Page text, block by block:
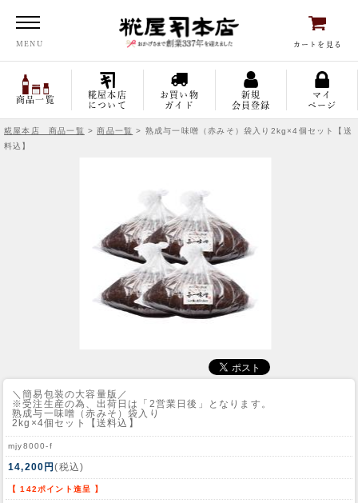
MENU カートを見る
商品一覧
糀屋本店
について
お買い物
ガイド
新規
会員登録
マイ
ページ
糀屋本店 商品一覧 >商品一覧 > 熟成与一味噌（赤みそ）袋入り2kg×4個セット【送
料込】
＼簡易包装の大容量版／
※受注生産の為、出荷日は「2営業日後」となります。
熟成与一味噌（赤みそ）袋入り
2kg×4個セット【送料込】
mjy8000-f
14,200円(税込)
【 142ポイント進呈 】